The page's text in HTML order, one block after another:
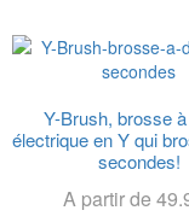
Y-Brush, brosse
électrique en Y qui
secondes!
A partir de